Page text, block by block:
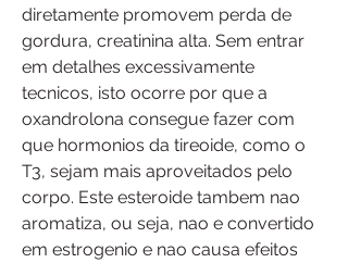
diretamente promovem perda de
gordura, creatinina alta. Sem entrar
em detalhes excessivamente
tecnicos, isto ocorre por que a
oxandrolona consegue fazer com
que hormonios da tireoide, como o
T3, sejam mais aproveitados pelo
corpo. Este esteroide tambem nao
aromatiza, ou seja, nao e convertido
em estrogenio e nao causa efeitos